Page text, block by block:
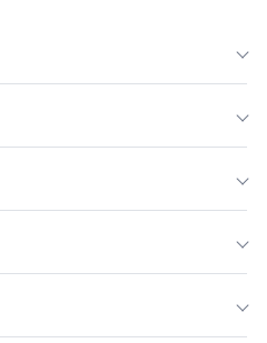
Salesforce：全球领导者的本土化布局